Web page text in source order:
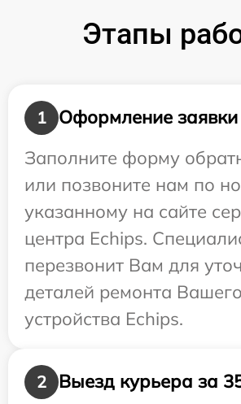
Этапы
1
Оформление заявки
Заполните форму
или позвоните нам по
указанному на сайте
центра Echips.
перезвонит Вам для
деталей ремонта Вашего
устройства Echips.
2
Выезд курьера за